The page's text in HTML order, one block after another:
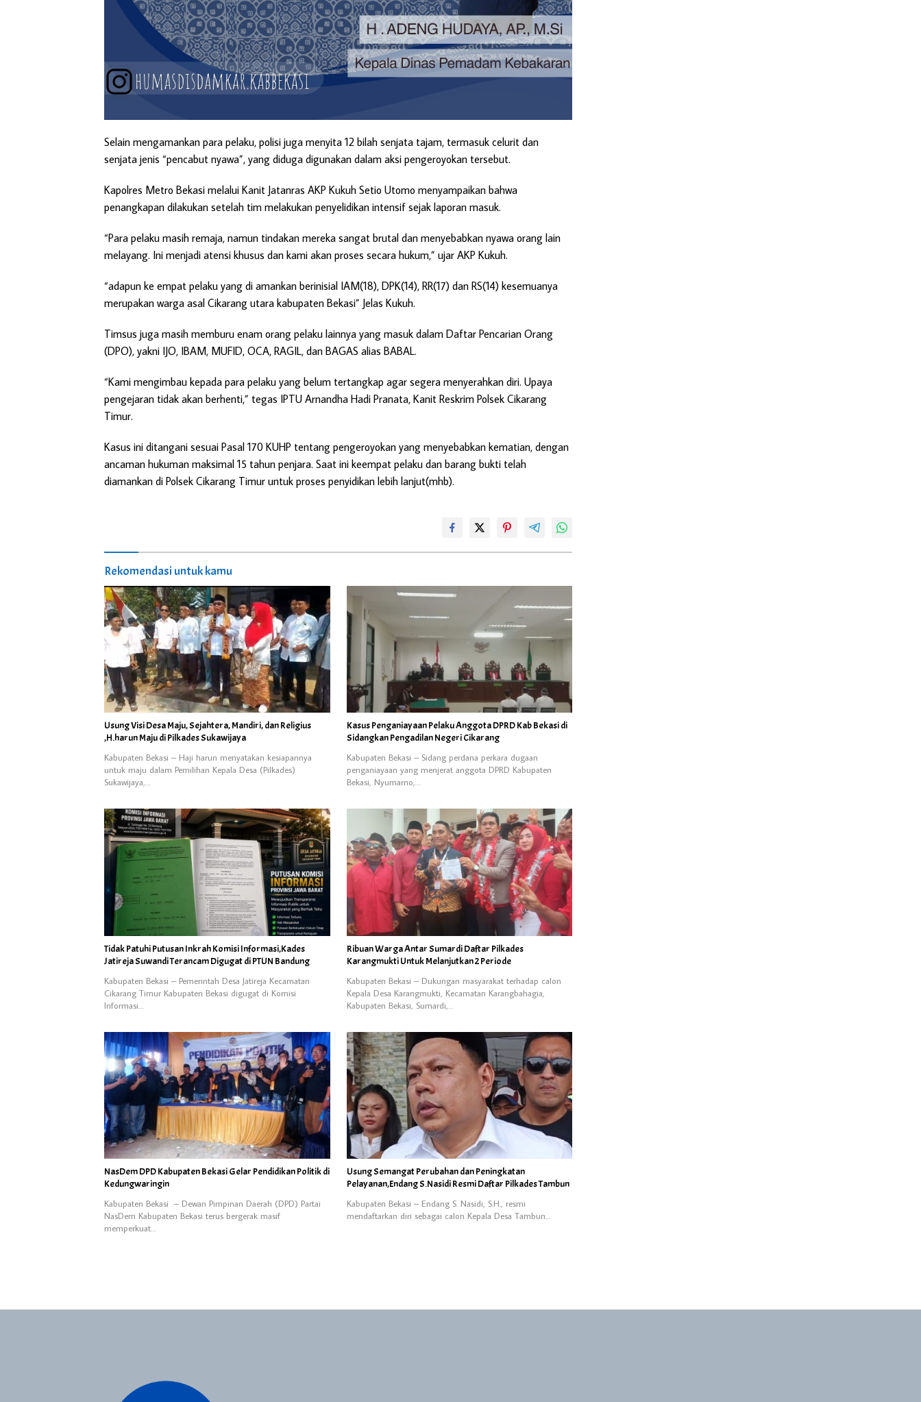
Selain mengamankan para pelaku, polisi juga menyita 12 bilah senjata tajam, termasuk celurit dan
senjata jenis “pencabut nyawa”, yang diduga digunakan dalam aksi pengeroyokan tersebut.
Kapolres Metro Bekasi melalui Kanit Jatanras AKP Kukuh Setio Utomo menyampaikan bahwa
penangkapan dilakukan setelah tim melakukan penyelidikan intensif sejak laporan masuk.
“Para pelaku masih remaja, namun tindakan mereka sangat brutal dan menyebabkan nyawa orang lain
melayang. Ini menjadi atensi khusus dan kami akan proses secara hukum,” ujar AKP Kukuh.
“adapun ke empat pelaku yang di amankan berinisial IAM(18), DPK(14), RR(17) dan RS(14) kesemuanya
merupakan warga asal Cikarang utara kabupaten Bekasi” Jelas Kukuh.
Timsus juga masih memburu enam orang pelaku lainnya yang masuk dalam Daftar Pencarian Orang
(DPO), yakni IJO, IBAM, MUFID, OCA, RAGIL, dan BAGAS alias BABAL.
“Kami mengimbau kepada para pelaku yang belum tertangkap agar segera menyerahkan diri. Upaya
pengejaran tidak akan berhenti,” tegas IPTU Arnandha Hadi Pranata, Kanit Reskrim Polsek Cikarang
Timur.
Kasus ini ditangani sesuai Pasal 170 KUHP tentang pengeroyokan yang menyebabkan kematian, dengan
ancaman hukuman maksimal 15 tahun penjara. Saat ini keempat pelaku dan barang bukti telah
diamankan di Polsek Cikarang Timur untuk proses penyidikan lebih lanjut(mhb).
Rekomendasi untuk kamu
Usung Visi Desa Maju, Sejahtera, Mandiri, dan Religius
,H.harun Maju di Pilkades Sukawijaya
Kabupaten Bekasi – Haji harun menyatakan kesiapannya
untuk maju dalam Pemilihan Kepala Desa (Pilkades)
Sukawijaya,…
Kasus Penganiayaan Pelaku Anggota DPRD Kab Bekasi di
Sidangkan Pengadilan Negeri Cikarang
Kabupaten Bekasi – Sidang perdana perkara dugaan
penganiayaan yang menjerat anggota DPRD Kabupaten
Bekasi, Nyumarno,…
Tidak Patuhi Putusan Inkrah Komisi Informasi,Kades
Jatireja Suwandi Terancam Digugat di PTUN Bandung
Kabupaten Bekasi – Pemerintah Desa Jatireja Kecamatan
Cikarang Timur Kabupaten Bekasi digugat di Komisi
Informasi…
Ribuan Warga Antar Sumardi Daftar Pilkades
Karangmukti Untuk Melanjutkan 2 Periode
Kabupaten Bekasi – Dukungan masyarakat terhadap calon
Kepala Desa Karangmukti, Kecamatan Karangbahagia,
Kabupaten Bekasi, Sumardi,…
NasDem DPD Kabupaten Bekasi Gelar Pendidikan Politik di
Kedungwaringin
Kabupaten Bekasi – Dewan Pimpinan Daerah (DPD) Partai
NasDem Kabupaten Bekasi terus bergerak masif
memperkuat…
Usung Semangat Perubahan dan Peningkatan
Pelayanan,Endang S.Nasidi Resmi Daftar Pilkades Tambun
Kabupaten Bekasi – Endang S. Nasidi, S.H., resmi
mendaftarkan diri sebagai calon Kepala Desa Tambun…